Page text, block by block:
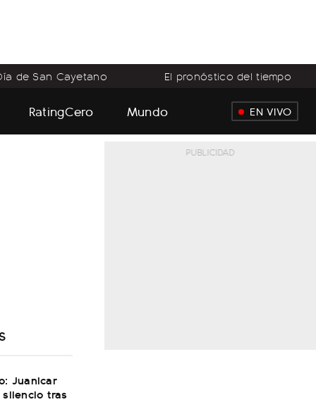
de San Cayetano El pronóstico del tiempo
RatingCero Mundo EN VIVO
Juanicar
tras